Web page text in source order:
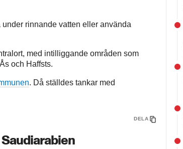
rinnande vatten eller använda
med intilliggande områden som
och Haffsts.
. Då ställdes tankar med
DELA